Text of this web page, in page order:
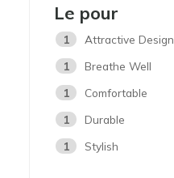
Le pour
1
Attractive Design
1
Breathe Well
1
Comfortable
1
Durable
1
Stylish